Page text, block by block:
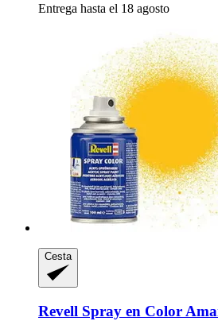
Entrega hasta el 18 agosto
Cesta
Revell Spray en Color